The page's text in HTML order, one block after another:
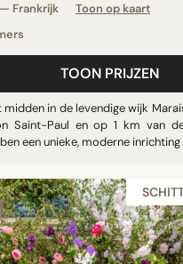
Frankrijk
Toon op kaart
TOON PRIJZEN
midden in de levendige wijk
Saint-Paul en op 1 km van
een unieke, moderne inrichting